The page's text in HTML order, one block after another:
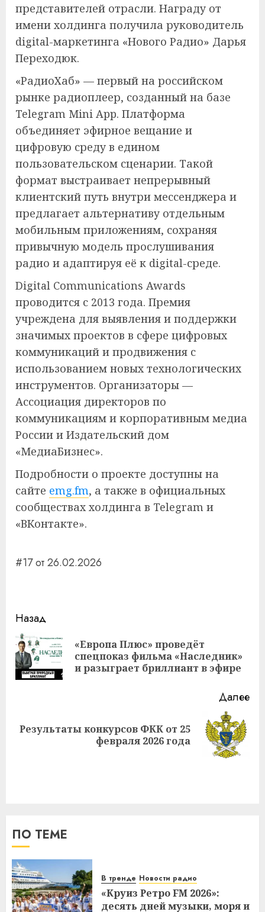
представителей отрасли. Награду от
имени холдинга получила руководитель
digital-маркетинга «Нового Радио» Дарья
Переходюк.
«РадиоХаб» — первый на российском
рынке радиоплеер, созданный на базе
Telegram Mini App. Платформа
объединяет эфирное вещание и
цифровую среду в едином
пользовательском сценарии. Такой
формат выстраивает непрерывный
клиентский путь внутри мессенджера и
предлагает альтернативу отдельным
мобильным приложениям, сохраняя
привычную модель прослушивания
радио и адаптируя её к digital-среде.
Digital Communications Awards
проводится с 2013 года. Премия
учреждена для выявления и поддержки
значимых проектов в сфере цифровых
коммуникаций и продвижения с
использованием новых технологических
инструментов. Организаторы —
Ассоциация директоров по
коммуникациям и корпоративным медиа
России и Издательский дом
«МедиаБизнес».
Подробности о проекте доступны на
сайте emg.fm, а также в официальных
сообществах холдинга в Telegram и
«ВКонтакте».
#17 от 26.02.2026
Навигация
записи
Назад
«Европа Плюс» проведёт
спецпоказ фильма «Наследник»
и разыграет бриллиант в эфире
Далее
Следующая
Результаты конкурсов ФКК от 25
февраля 2026 года
ПО ТЕМЕ
В тренде Новости радио
«Круиз Ретро FM 2026»:
десять дней музыки, моря и